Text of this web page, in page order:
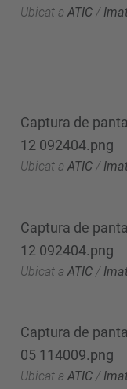
Ubicat a ATIC /
Captura de
12 092404.png
Ubicat a ATIC /
Captura de
12 092404.png
Ubicat a ATIC /
Captura de
05 114009.png
Ubicat a ATIC /